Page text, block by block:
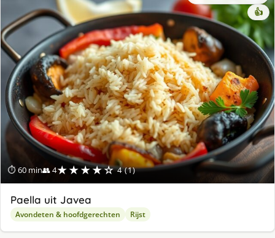
⏱ 60 min👥 4★★★★☆ 4 (1)
👍
Paella uit Javea
Avondeten & hoofdgerechten Rijst